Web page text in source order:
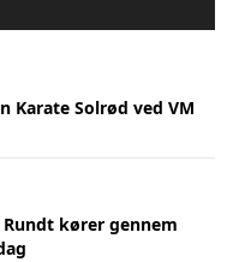
Karate Solrød ved VM
kører gennem